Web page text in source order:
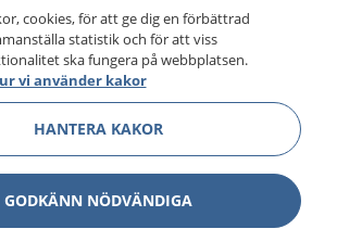
cookies, för att ge dig en förbättrad
statistik och för att viss
ska fungera på webbplatsen.
vi använder kakor
HANTERA KAKOR
GODKÄNN NÖDVÄNDIGA